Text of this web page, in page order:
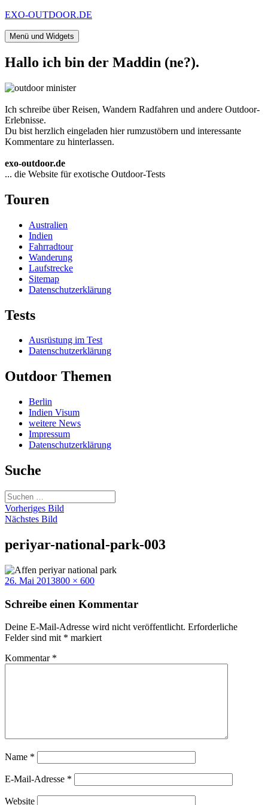
Zum
springen
EXO-OUTDOOR.DE
Menü und Widgets
Hallo ich bin der Maddin (ne?).
Ich schreibe über Reisen, Wandern Radfahren und andere Outdoor-
Erlebnisse.
Du bist herzlich eingeladen hier rumzustöbern und interessante
Kommentare zu hinterlassen.
exo-outdoor.de
... die Website für exotische Outdoor-Tests
Touren
Australien
Indien
Fahrradtour
Wanderung
Laufstrecke
Sitemap
Datenschutzerklärung
Tests
Ausrüstung im Test
Datenschutzerklärung
Outdoor Themen
Berlin
Indien Visum
weitere News
Impressum
Datenschutzerklärung
Suche
Suchen
nach:
Vorheriges Bild
Nächstes Bild
periyar-national-park-003
Veröffentlicht
26. Mai 2013Volle
800 × 600
Schreibe einen Kommentar
Deine E-Mail-Adresse wird nicht veröffentlicht. Erforderliche
Felder sind mit * markiert
Kommentar *
Name *
E-Mail-Adresse *
Website